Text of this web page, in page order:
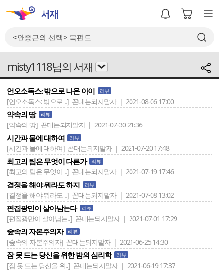
misty1118님의 서재
언오소독스: 밖으로 나온 아이 리뷰
[언오소독스: 밖으로 ..] 꼰대는되지말자 | 2021-08-06 17:00
약속의 땅 리뷰
[약속의 땅] 꼰대는되지말자 | 2021-07-30 21:36
시간과 물에 대하여 리뷰
[시간과 물에 대하여] 꼰대는되지말자 | 2021-07-20 17:48
최고의 팀은 무엇이 다른가 리뷰
[최고의 팀은 무엇이 ..] 꼰대는되지말자 | 2021-07-19 17:46
결정을 해야 뭐라도 하지 리뷰
[결정을 해야 뭐라도 ..] 꼰대는되지말자 | 2021-07-08 13:02
편집광만이 살아남는다 리뷰
[편집광만이 살아남는..] 꼰대는되지말자 | 2021-07-01 17:29
숲속의 자본주의자 리뷰
[숲속의 자본주의자] 꼰대는되지말자 | 2021-06-25 14:30
잠 못 드는 당신을 위한 밤의 심리학 리뷰
[잠 못 드는 당신을 위..] 꼰대는되지말자 | 2021-06-19 17:37